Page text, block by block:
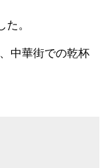
。
中華街での乾杯